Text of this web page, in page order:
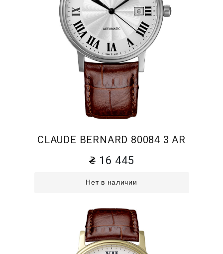
CLAUDE BERNARD 80084 3 AR
16 445
Нет в наличии